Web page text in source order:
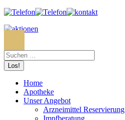
Home
Apotheke
Unser Angebot
Arzneimittel Reservierung
Impfberatung